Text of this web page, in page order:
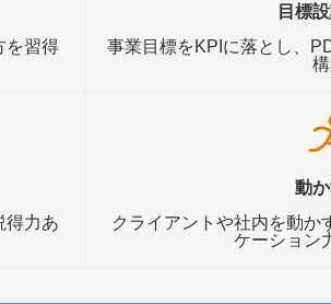
を習得
目標
事業目標をKPIに落とし、
得力あ
動
クライアントや社内を動か
ケーション